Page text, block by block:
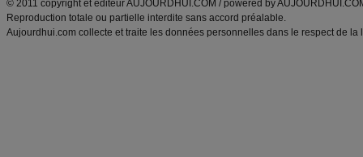
© 2011 copyright et éditeur AUJOURDHUI.COM / powered by
Reproduction totale ou partielle interdite sans accord préalable.
Aujourdhui.com collecte et traite les données personnelles dans le respect de